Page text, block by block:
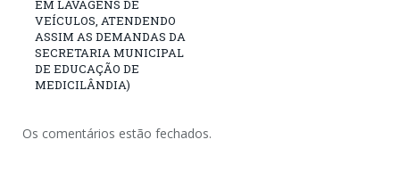
EM LAVAGENS DE
VEÍCULOS, ATENDENDO
ASSIM AS DEMANDAS DA
SECRETARIA MUNICIPAL
DE EDUCAÇÃO DE
MEDICILÂNDIA)
Os comentários estão fechados.